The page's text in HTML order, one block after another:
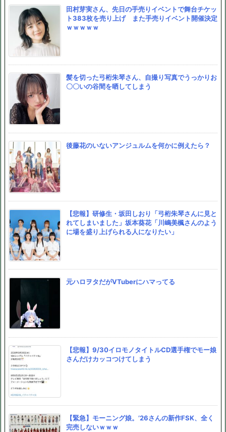
田村芽実さん、先日の手売りイベントで舞台チケッ
ト383枚を売り上げ また手売りイベント開催決定
ｗｗｗｗｗ
髪を切った弓桁朱琴さん、自撮り写真でうっかりお
〇〇いの谷間を晒してしまう
後藤花のいないアンジュルムを何かに例えたら？
【悲報】研修生・坂田しおり「弓桁朱琴さんに見と
れてしまいました」坂本葵花「川嶋美楓さんのよう
に場を盛り上げられる人になりたい」
元ハロヲタだがVTuberにハマってる
【悲報】9/30イロモノタイトルCD選手権でモー娘
さんだけカッコつけてしまう
【緊急】モーニング娘。’26さんの新作FSK、全く
完売しないｗｗｗ